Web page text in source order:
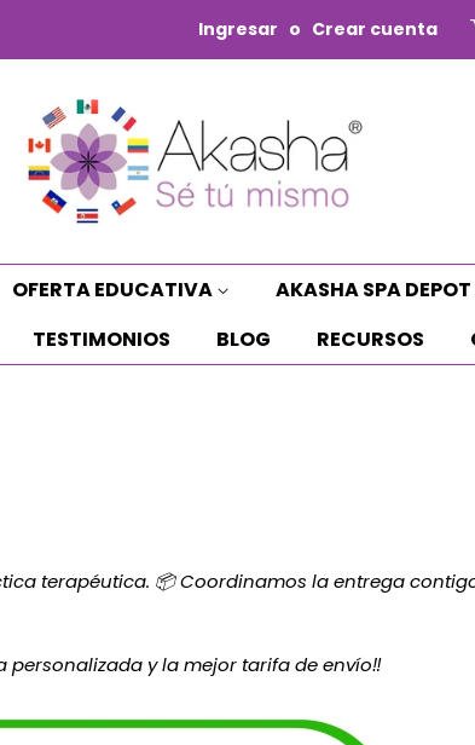
Ingresar o Crear cuenta
OFERTA EDUCATIVA AKASHA SPA DEPOT
TESTIMONIOS BLOG RECURSOS
terapéutica. 📦 Coordinamos la entrega
personalizada y la mejor tarifa de envío‼️